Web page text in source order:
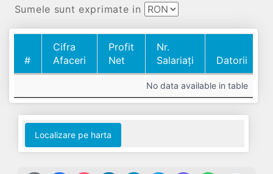
Sumele sunt exprimate in
#
Cifra
Afaceri
Profit
Net
Nr.
Salariați
Datorii
Afaceri
Net
Nr.
Salariați
Datorii
No data available in table
Localizare pe harta